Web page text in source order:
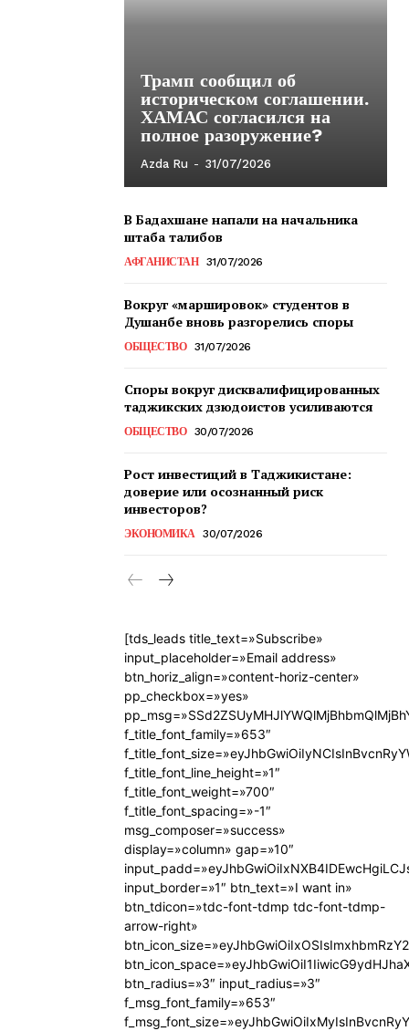
Трамп сообщил об
историческом соглашении.
ХАМАС согласился на
полное разоружение?
Azda Ru - 31/07/2026
В Бадахшане напали на начальника
штаба талибов
АФГАНИСТАН 31/07/2026
Вокруг «маршировок» студентов в
Душанбе вновь разгорелись споры
ОБЩЕСТВО 31/07/2026
Споры вокруг дисквалифицированных
таджикских дзюдоистов усиливаются
ОБЩЕСТВО 30/07/2026
Рост инвестиций в Таджикистане:
доверие или осознанный риск
инвесторов?
ЭКОНОМИКА 30/07/2026
[tds_leads title_text=»Subscribe»
input_placeholder=»Email address»
btn_horiz_align=»content-horiz-center»
pp_checkbox=»yes»
f_title_font_family=»653″
f_title_font_line_height=»1″
f_title_font_weight=»700″
f_title_font_spacing=»-1″
msg_composer=»success»
display=»column» gap=»10″
input_border=»1″ btn_text=»I want in»
btn_tdicon=»tdc-font-tdmp tdc-font-tdmp-
arrow-right»
btn_radius=»3″ input_radius=»3″
f_msg_font_family=»653″